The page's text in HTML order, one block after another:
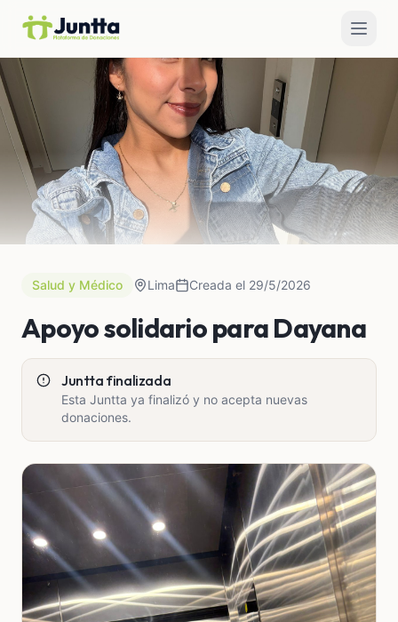
Salud y Médico Lima Creada el 29/5/2026
Apoyo solidario para Dayana
Juntta finalizada
Esta Juntta ya finalizó y no acepta nuevas
donaciones.